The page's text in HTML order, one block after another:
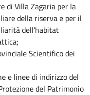
di Villa Zagaria per la
della riserva e per il
dell’habitat
Scientifico dei
e linee di indirizzo del
del Patrimonio